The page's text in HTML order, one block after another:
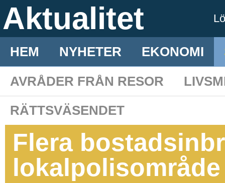
Aktualitet
HEM NYHETER EKONOMI
AVRÅDER FRÅN RESOR
RÄTTSVÄSENDET
Flera